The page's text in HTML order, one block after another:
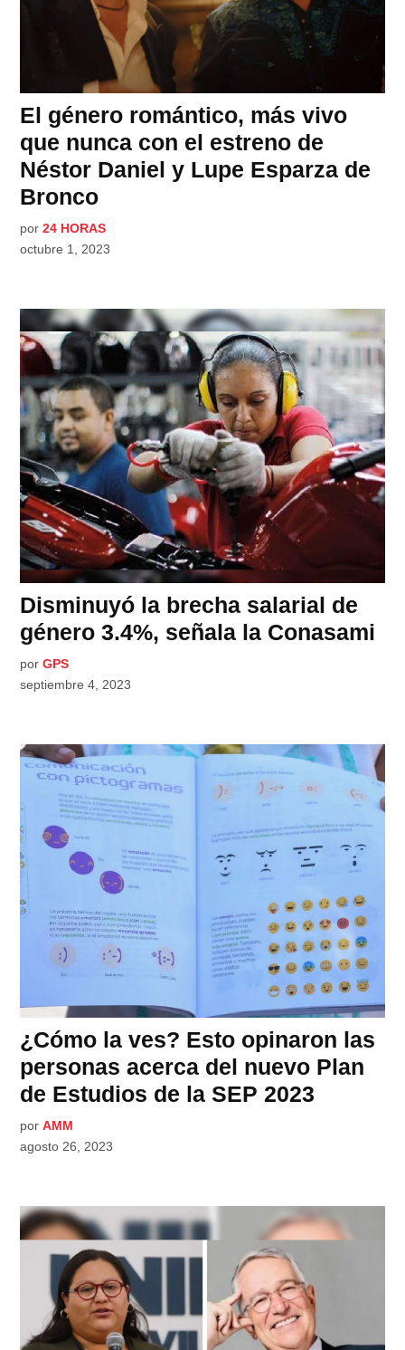
El género romántico, más vivo
que nunca con el estreno de
Néstor Daniel y Lupe Esparza de
Bronco
por 24 HORAS
octubre 1, 2023
Disminuyó la brecha salarial de
género 3.4%, señala la Conasami
por GPS
septiembre 4, 2023
¿Cómo la ves? Esto opinaron las
personas acerca del nuevo Plan
de Estudios de la SEP 2023
por AMM
agosto 26, 2023